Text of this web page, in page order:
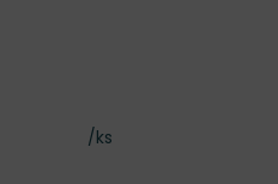
Cena za kus
/ks